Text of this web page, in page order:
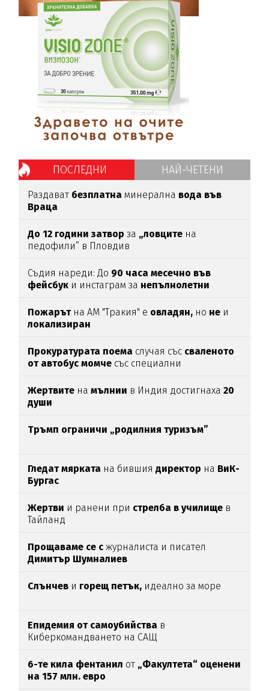
ПОСЛЕДНИ НАЙ-ЧЕТЕНИ
Раздават безплатна минерална вода във
Враца
До 12 години затвор за „ловците на
педофили” в Пловдив
Съдия нареди: До 90 часа месечно във
фейсбук и инстаграм за непълнолетни
Пожарътна АМ "Тракия" е овладян, но не и
локализиран
Прокуратурата поема случая със сваленото
от автобус момче със специални
Жертвите намълнии в Индия достигнаха20
души
Тръмп ограничи „родилния туризъм”
Гледат мярката на бившиядиректор на ВиК-
Бургас
Жертви и ранени при стрелба в училище в
Тайланд
Прощаваме се с журналиста и писател
Димитър Шумналиев
Слънчев и горещ петък, идеално за море
Епидемия от самоубийства в
Киберкомандването на САЩ
6-те кила фентанил от „Факултета“ оценени
на 157 млн. евро